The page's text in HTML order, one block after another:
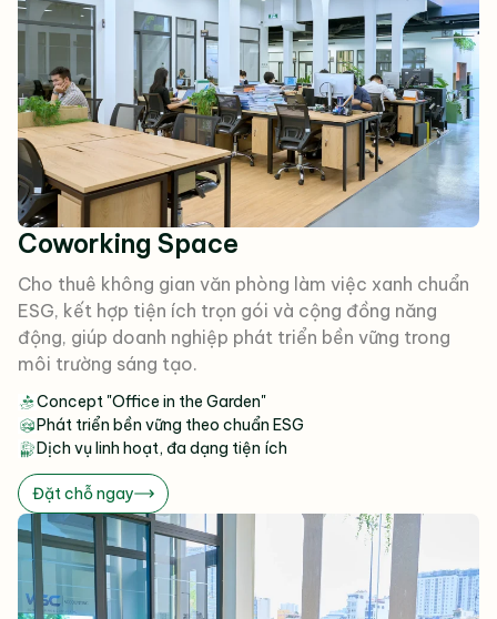
Coworking Space
Cho thuê không gian văn phòng làm việc xanh chuẩn
ESG, kết hợp tiện ích trọn gói và cộng đồng năng
động, giúp doanh nghiệp phát triển bền vững trong
môi trường sáng tạo.
Concept "Office in the Garden"
Phát triển bền vững theo chuẩn ESG
Dịch vụ linh hoạt, đa dạng tiện ích
Đặt chỗ ngay